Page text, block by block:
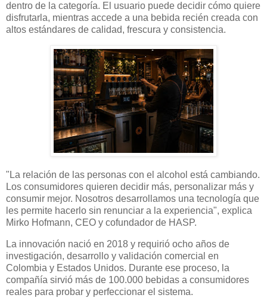
dentro de la categoría. El usuario puede decidir cómo quiere
disfrutarla, mientras accede a una bebida recién creada con
altos estándares de calidad, frescura y consistencia.
"La relación de las personas con el alcohol está cambiando.
Los consumidores quieren decidir más, personalizar más y
consumir mejor. Nosotros desarrollamos una tecnología que
les permite hacerlo sin renunciar a la experiencia", explica
Mirko Hofmann, CEO y cofundador de HASP.
La innovación nació en 2018 y requirió ocho años de
investigación, desarrollo y validación comercial en
Colombia y Estados Unidos. Durante ese proceso, la
compañía sirvió más de 100.000 bebidas a consumidores
reales para probar y perfeccionar el sistema.